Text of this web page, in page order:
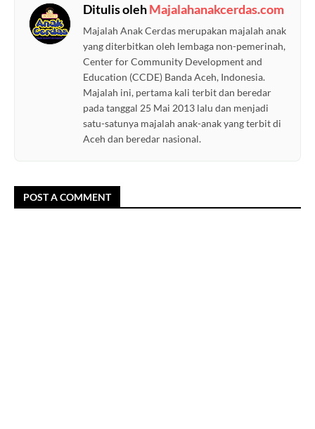
Ditulis olehMajalahanakcerdas.com
Majalah Anak Cerdas merupakan majalah anak
yang diterbitkan oleh lembaga non-pemerinah,
Center for Community Development and
Education (CCDE) Banda Aceh, Indonesia.
Majalah ini, pertama kali terbit dan beredar
pada tanggal 25 Mai 2013 lalu dan menjadi
satu-satunya majalah anak-anak yang terbit di
Aceh dan beredar nasional.
POST A COMMENT